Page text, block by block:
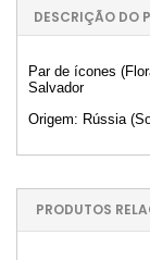
DESCRIÇÃO DO
Par de ícones
Salvador
Origem: Rússia
PRODUTOS